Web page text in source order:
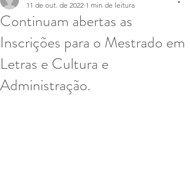
Continuam abertas as
Inscrições para o Mestrado em
Letras e Cultura e
Administração.
11 de out. de 2022 1 min de leitura